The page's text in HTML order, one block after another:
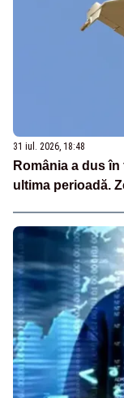
31 iul. 2026, 18:48
România a dus
ultima perioadă.